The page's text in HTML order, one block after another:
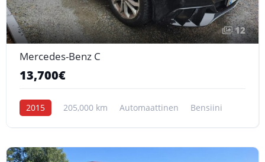
12
Mercedes-Benz C
13,700€
2015 205,000 km Automaattinen Bensiini